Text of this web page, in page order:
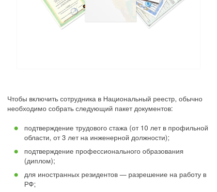
Чтобы включить сотрудника в Национальный реестр, обычно
необходимо собрать следующий пакет документов:
подтверждение трудового стажа (от 10 лет в профильной
области, от 3 лет на инженерной должности);
подтверждение профессионального образования
(диплом);
для иностранных резидентов — разрешение на работу в
РФ;